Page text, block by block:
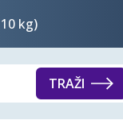
kg)
TRAŽI